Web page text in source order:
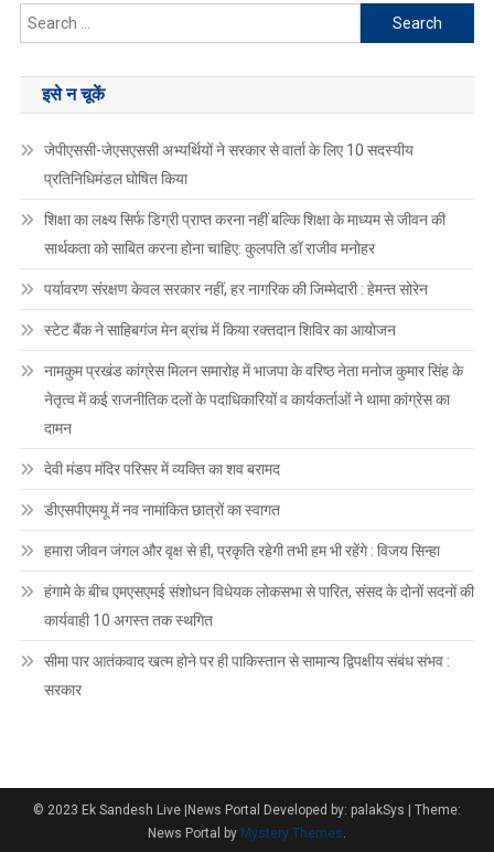
Search
for:
इसे न चूकें
जेपीएससी-जेएसएससी अभ्यर्थियों ने सरकार से वार्ता के लिए 10 सदस्यीय
प्रतिनिधिमंडल घोषित किया
शिक्षा का लक्ष्य सिर्फ डिग्री प्राप्त करना नहीं बल्कि शिक्षा के माध्यम से जीवन की
सार्थकता को साबित करना होना चाहिए: कुलपति डॉ राजीव मनोहर
पर्यावरण संरक्षण केवल सरकार नहीं, हर नागरिक की जिम्मेदारी : हेमन्त सोरेन
स्टेट बैंक ने साहिबगंज मेन ब्रांच में किया रक्तदान शिविर का आयोजन
नामकुम प्रखंड कांग्रेस मिलन समारोह में भाजपा के वरिष्ठ नेता मनोज कुमार सिंह के
नेतृत्व में कई राजनीतिक दलों के पदाधिकारियों व कार्यकर्ताओं ने थामा कांग्रेस का
दामन
देवी मंडप मंदिर परिसर में व्यक्ति का शव बरामद
डीएसपीएमयू में नव नामांकित छात्रों का स्वागत
हमारा जीवन जंगल और वृक्ष से ही, प्रकृति रहेगी तभी हम भी रहेंगे : विजय सिन्हा
हंगामे के बीच एमएसएमई संशोधन विधेयक लोकसभा से पारित, संसद के दोनों सदनों की
कार्यवाही 10 अगस्त तक स्थगित
सीमा पार आतंकवाद खत्म होने पर ही पाकिस्तान से सामान्य द्विपक्षीय संबंध संभव :
सरकार
© 2023 Ek Sandesh Live |News Portal Developed by: palakSys
Theme:
News Portal by Mystery Themes.